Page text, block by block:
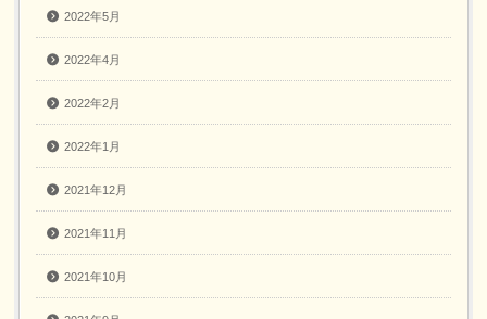
2022年5月
2022年4月
2022年2月
2022年1月
2021年12月
2021年11月
2021年10月